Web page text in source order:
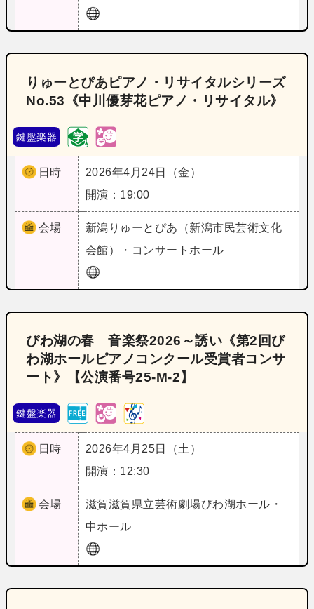
りゅーとぴあピアノ・リサイタルシリーズ
No.53《中川優芽花ピアノ・リサイタル》
鍵盤楽器
日時
2026年4月24日（金）
開演：19:00
会場 新潟 りゅーとぴあ（新潟市民芸術文化
会館）・コンサートホール
びわ湖の春 音楽祭2026～誘い《第2回び
わ湖ホールピアノコンクール受賞者コンサ
ート》【公演番号25‐M‐2】
鍵盤楽器
日時
2026年4月25日（土）
開演：12:30
会場 滋賀滋賀県立芸術劇場びわ湖ホール・
中ホール